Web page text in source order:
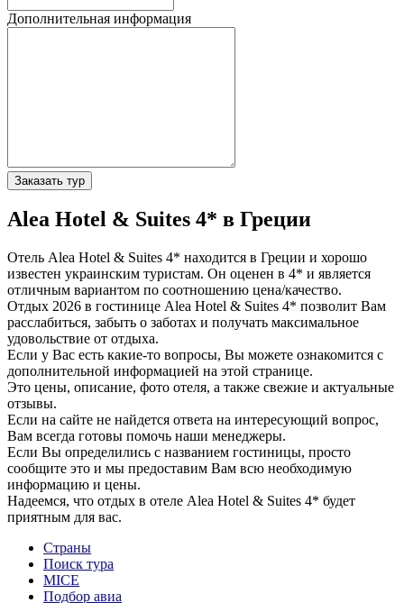
Дополнительная информация
Заказать тур
Alea Hotel & Suites 4* в Греции
Отель Alea Hotel & Suites 4* находится в Греции и хорошо
известен украинским туристам. Он оценен в 4* и является
отличным вариантом по соотношению цена/качество.
Отдых 2026 в гостинице Alea Hotel & Suites 4* позволит Вам
расслабиться, забыть о заботах и получать максимальное
удовольствие от отдыха.
Если у Вас есть какие-то вопросы, Вы можете ознакомится с
дополнительной информацией на этой странице.
Это цены, описание, фото отеля, а также свежие и актуальные
отзывы.
Если на сайте не найдется ответа на интересующий вопрос,
Вам всегда готовы помочь наши менеджеры.
Если Вы определились с названием гостиницы, просто
сообщите это и мы предоставим Вам всю необходимую
информацию и цены.
Надеемся, что отдых в отеле Alea Hotel & Suites 4* будет
приятным для вас.
Страны
Поиск тура
MICE
Подбор авиа